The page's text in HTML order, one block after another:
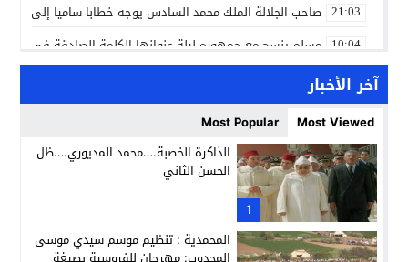
21:03 صاحب الجلالة الملك محمد السادس يوجه خطابا ساميا إلى
10:04 مسلم ينسج مع جمهوره ليلة عنوانها الكلمة الصادقة في
18:17 مؤسسة سجلماسة الخاصة للتعليم العتيق… منارة تربوية تجمع
إحياء مشروع الحي الحرفي عنوان لقاء جمع وفد من جمعية
14:24 بن كيران يهاجم “البام”: “حزب الفساد وقياداته انتهى
11:33 كمال محرر يقود استئنافية تارودانت: مسار قضائي راسخ ورؤية
11:05 حبشان وكيلاً عاماً بتارودانت: ترقية جديدة في الحركة القضائية
آخر الأخبار
Most Viewed
Most Popular
1
الذاكرة الخصبة….محمد المديوري….ظل
الحسن الثاني
المحمدية : تنظيم موسم سيدي موسى